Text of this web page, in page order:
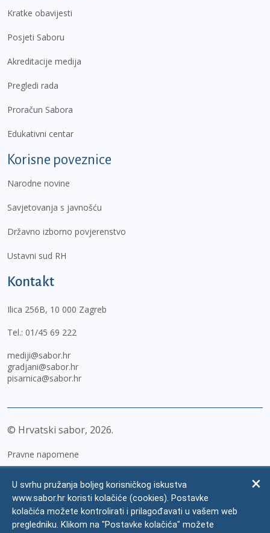
Kratke obavijesti
Posjeti Saboru
Akreditacije medija
Pregledi rada
Proračun Sabora
Edukativni centar
Korisne poveznice
Narodne novine
Savjetovanja s javnošću
Državno izborno povjerenstvo
Ustavni sud RH
Kontakt
Ilica 256B, 10 000 Zagreb
Tel.: 01/45 69 222
mediji@sabor.hr
gradjani@sabor.hr
pisarnica@sabor.hr
© Hrvatski sabor, 2026
Pravne napomene
Zaštita osobnih podataka
Impressum
U svrhu pružanja boljeg korisničkog iskustva
www.sabor.hr koristi kolačiće (cookies). Postavke
kolačića možete kontrolirati i prilagođavati u vašem web
pregledniku. Klikom na "Postavke kolačića" možete